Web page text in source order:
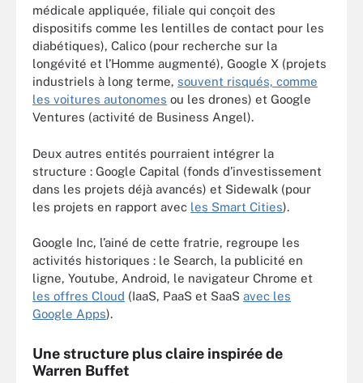
médicale appliquée, filiale qui conçoit des
dispositifs comme les lentilles de contact pour les
diabétiques), Calico (pour recherche sur la
longévité et l’Homme augmenté), Google X (projets
industriels à long terme, souvent risqués, comme
les voitures autonomes ou les drones) et Google
Ventures (activité de Business Angel).
Deux autres entités pourraient intégrer la
structure : Google Capital (fonds d’investissement
dans les projets déjà avancés) et Sidewalk (pour
les projets en rapport avec les Smart Cities).
Google Inc, l’ainé de cette fratrie, regroupe les
activités historiques : le Search, la publicité en
ligne, Youtube, Android, le navigateur Chrome et
les offres Cloud (IaaS, PaaS et SaaS avec les
Google Apps).
Une structure plus claire inspirée de
Warren Buffet